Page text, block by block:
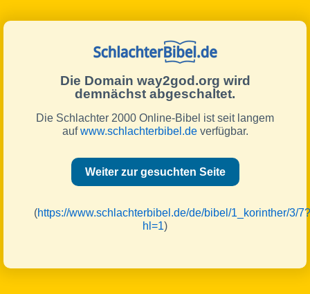
Die Domain way2god.org wird
demnächst abgeschaltet.
Die Schlachter 2000 Online-Bibel ist seit langem
aufwww.schlachterbibel.deverfügbar.
Weiter zur gesuchten Seite
(https://www.schlachterbibel.de/de/bibel/1_korinther/3/7?
hl=1)